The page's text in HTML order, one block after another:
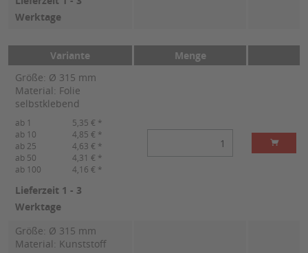
Werktage
Variante
Menge
Größe: Ø 315 mm
Material: Folie
selbstklebend
ab 1
5,35 € *
ab 10
4,85 € *
ab 25
4,63 € *
ab 50
4,31 € *
ab 100
4,16 € *
Lieferzeit 1 - 3
Werktage
Größe: Ø 315 mm
Material: Kunststoff